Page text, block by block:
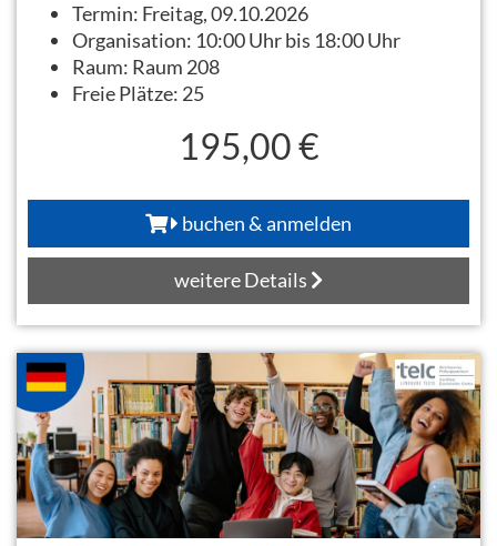
Termin: Freitag, 09.10.2026
Organisation: 10:00 Uhr bis 18:00 Uhr
Raum: Raum 208
Freie Plätze: 25
195,00 €
buchen & anmelden
weitere Details